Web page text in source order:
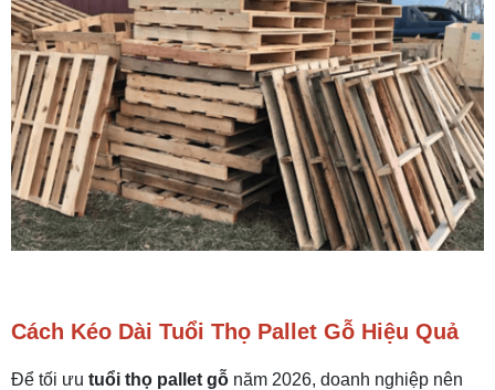
Cách Kéo Dài Tuổi Thọ Pallet Gỗ Hiệu Quả
Để tối ưu tuổi thọ pallet gỗ năm 2026, doanh nghiệp nên